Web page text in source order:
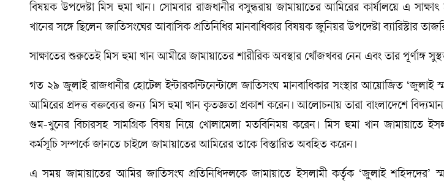
বিষয়ক উপদেষ্টা মিস হুমা খান। সোমবার রাজধানীর বসুন্ধরায় জামায়াতের আমিরের কার্যালয়ে এ
খানের সঙ্গে ছিলেন জাতিসংঘের আবাসিক প্রতিনিধির মানবাধিকার বিষয়ক জুনিয়র উপদেষ্টা ব্যারিস্টার
সাক্ষাতের শুরুতেই মিস হুমা খান আমীরে জামায়াতের শারীরিক অবস্থার খোঁজখবর নেন এবং তার পূর্ণাঙ্গ
গত ২৯ জুলাই রাজধানীর হোটেল ইন্টারকন্টিনেন্টালে জাতিসংঘ মানবাধিকার সংস্থার আয়োজিত ‘জুলাই
আমিরের প্রদত্ত বক্তব্যের জন্য মিস হুমা খান কৃতজ্ঞতা প্রকাশ করেন। আলোচনায় তারা বাংলাদেশে বিদ্যমান
গুম-খুনের বিচারসহ সামগ্রিক বিষয় নিয়ে খোলামেলা মতবিনিময় করেন। মিস হুমা খান জামায়াতে
কর্মসূচি সম্পর্কে জানতে চাইলে জামায়াতের আমিরের তাকে বিস্তারিত অবহিত করেন।
এ সময় জামায়াতের আমির জাতিসংঘ প্রতিনিধিদলকে জামায়াতে ইসলামী কর্তৃক ‘জুলাই শহিদদের’